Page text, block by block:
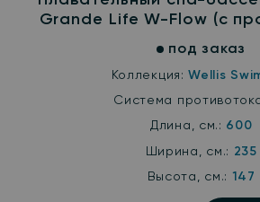
Grande Life W-Flow (с
под заказ
Коллекция:Wellis
Система
Длина, см.: 600
Ширина, см.: 235
Высота, см.: 147